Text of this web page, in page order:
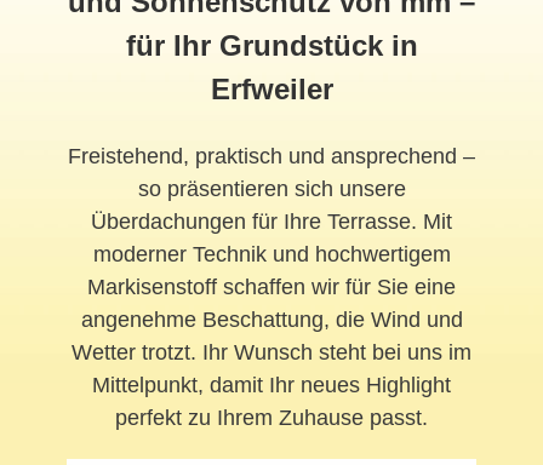
für Ihr Grundstück in
Erfweiler
Freistehend, praktisch und ansprechend –
so präsentieren sich unsere
Überdachungen für Ihre Terrasse. Mit
moderner Technik und hochwertigem
Markisenstoff schaffen wir für Sie eine
angenehme Beschattung, die Wind und
Wetter trotzt. Ihr Wunsch steht bei uns im
Mittelpunkt, damit Ihr neues Highlight
perfekt zu Ihrem Zuhause passt.